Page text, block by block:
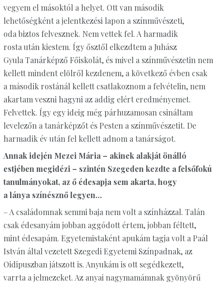
vegyem el másoktól a helyet. Ott van második
lehetőségként a jelentkezési lapon a színművészeti,
oda biztos felvesznek. Nem vettek fel. A harmadik
rosta után kiestem. Így ősztől elkezdtem a Juhász
Gyula Tanárképző Főiskolát, és mivel a színművészetin nem
kellett mindent elölről kezdenem, a következő évben csak
a második rostánál kellett csatlakoznom a felvételin, nem
akartam veszni hagyni az addig elért eredményemet.
Felvettek. Így egy ideig még párhuzamosan csináltam
levelezőn a tanárképzőt és Pesten a színművészetit. De
harmadik év után fel kellett adnom a tanárságot.
Annak idején Mezei Mária – akinek alakját önálló
estjében megidézi – szintén Szegeden kezdte a felsőfokú
tanulmányokat, az ő édesapja sem akarta, hogy
a lánya színésznő legyen…
– A családomnak semmi baja nem volt a színházzal. Talán
csak édesanyám jobban aggódott értem, jobban féltett,
mint édesapám. Egyetemistaként apukám tagja volt a Paál
István által vezetett Szegedi Egyetemi Színpadnak, az
Oidipuszban játszott is. Anyukám is ott segédkezett,
varrta a jelmezeket. Az anyai nagymamámnak gyönyörű